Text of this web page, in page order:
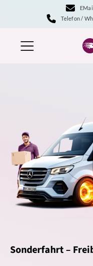
Telefon /
Sonderfahrt –